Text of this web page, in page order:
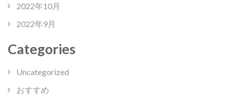
2022年10月
2022年9月
Categories
Uncategorized
おすすめ